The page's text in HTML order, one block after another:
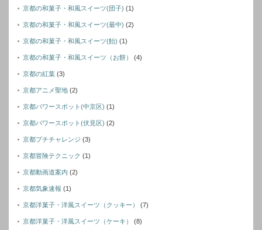
京都の和菓子・和風スイーツ(団子) (1)
京都の和菓子・和風スイーツ(最中) (2)
京都の和菓子・和風スイーツ(飴) (1)
京都の和菓子・和風スイーツ（お餅） (4)
京都の紅葉 (3)
京都アニメ聖地 (2)
京都パワースポット(中京区) (1)
京都パワースポット(伏見区) (2)
京都プチチャレンジ (3)
京都冒険テクニック (1)
京都動画道案内 (2)
京都気象速報 (1)
京都洋菓子・洋風スイーツ（クッキー） (7)
京都洋菓子・洋風スイーツ（ケーキ） (8)